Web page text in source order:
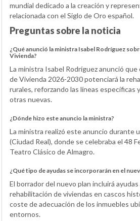
mundial dedicado a la creación y
relacionada con el Siglo de Oro español.
Preguntas sobre la noticia
¿Qué anunció la ministra Isabel Rodríguez
Vivienda?
La ministra Isabel Rodríguez anunció
de Vivienda 2026-2030 potenciará la
rurales, reforzando las líneas específicas
otras nuevas.
¿Dónde hizo este anuncio la ministra?
La ministra realizó este anuncio durante
(Ciudad Real), donde se celebraba el 48
Teatro Clásico de Almagro.
¿Qué tipo de ayudas se incorporarán en el
El borrador del nuevo plan incluirá ayudas
rehabilitación de viviendas en cascos
coste de adecuación de los inmuebles
entornos.